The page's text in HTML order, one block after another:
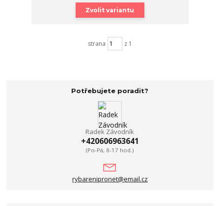
Zvolit variantu
strana z 1
Potřebujete poradit?
Radek Závodník
+420606963641
(Po-Pá, 8-17 hod.)
rybarenipronet@email.cz